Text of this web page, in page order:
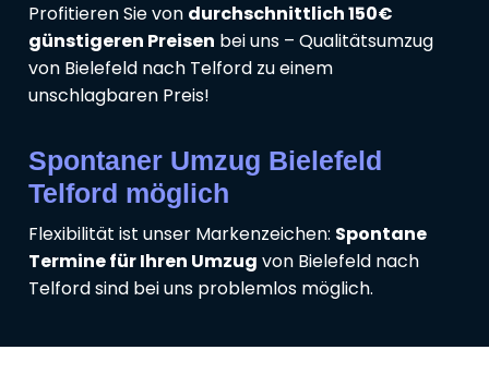
Profitieren Sie von durchschnittlich 150€
günstigeren Preisen bei uns – Qualitätsumzug
von Bielefeld nach Telford zu einem
unschlagbaren Preis!
Spontaner Umzug Bielefeld
Telford möglich
Flexibilität ist unser Markenzeichen: Spontane
Termine für Ihren Umzug von Bielefeld nach
Telford sind bei uns problemlos möglich.